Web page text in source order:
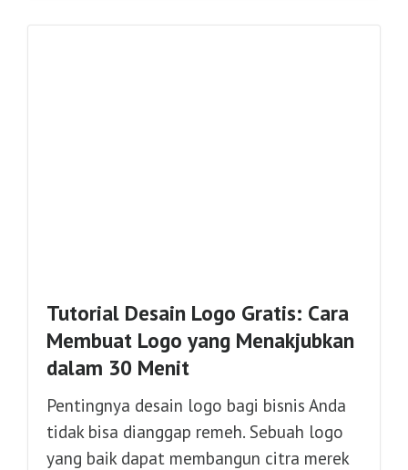
Tutorial Desain Logo Gratis: Cara
Membuat Logo yang Menakjubkan
dalam 30 Menit
Pentingnya desain logo bagi bisnis Anda
tidak bisa dianggap remeh. Sebuah logo
yang baik dapat membangun citra merek